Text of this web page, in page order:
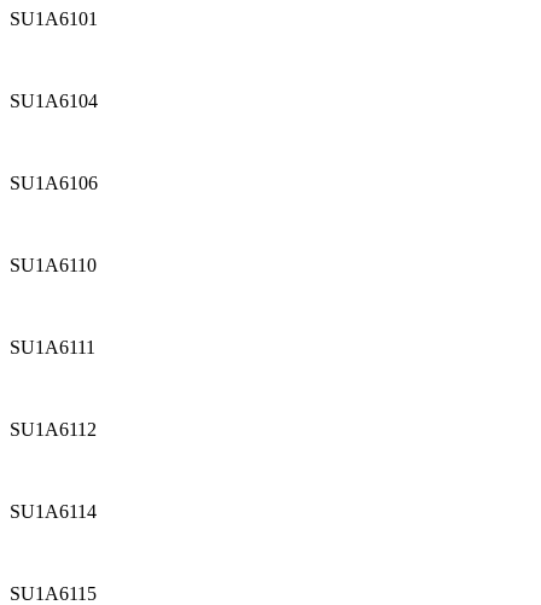
SU1A6101
SU1A6104
SU1A6106
SU1A6110
SU1A6111
SU1A6112
SU1A6114
SU1A6115